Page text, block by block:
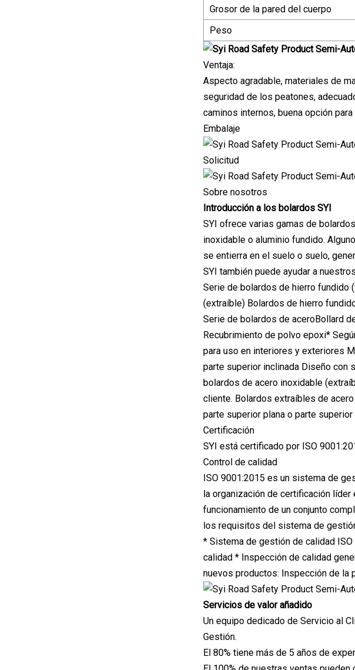
Grosor de la pared del cuerpo
Peso
Ventaja:
Aspecto agradable, materiales de
seguridad de los peatones,
caminos internos, buena opción
Embalaje
Solicitud
Sobre nosotros
Introducción a los bolardos SYI
SYI ofrece varias gamas de
inoxidable o aluminio fundido.
se entierra en el suelo o suelo,
SYI también puede ayudar a
Serie de bolardos de hierro fundido
(extraíble) Bolardos de hierro
Serie de bolardos de aceroBollard
Recubrimiento de polvo epoxi*
para uso en interiores y exteriores
parte superior inclinada Diseño con
bolardos de acero inoxidable
cliente. Bolardos extraíbles de
parte superior plana o parte
Certificación
SYI está certificado por ISO
Control de calidad
ISO 9001:2015 es un sistema de
la organización de certificación
funcionamiento de un conjunto
los requisitos del sistema de
* Sistema de gestión de calidad
calidad * Inspección de calidad
nuevos productos: Inspección de la
Servicios de valor añadido
Un equipo dedicado de Servicio al
Gestión.
El 80% tiene más de 5 años de